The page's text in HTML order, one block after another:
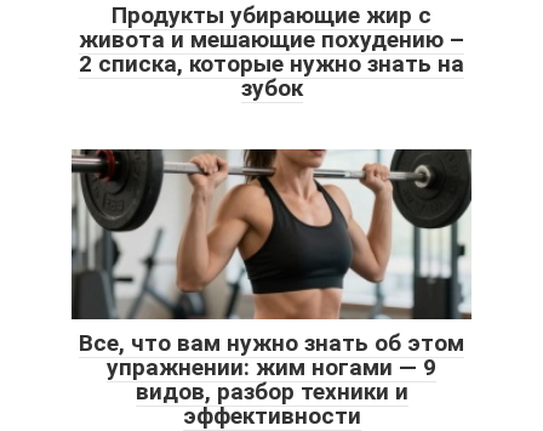
Продукты убирающие жир с
живота и мешающие похудению –
2 списка, которые нужно знать на
зубок
Все, что вам нужно знать об этом
упражнении: жим ногами — 9
видов, разбор техники и
эффективности